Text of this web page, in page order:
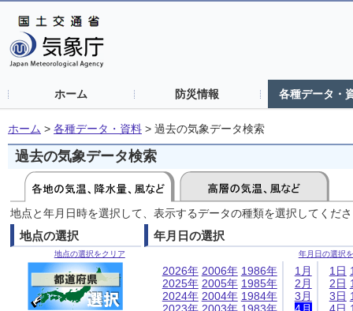
ホーム 防災情報 各種データ・
ホーム > 各種データ・資料 > 過去の気象データ検索
過去の気象データ検索
地点と年月日時を選択して、表示するデータの種類を選択してくだ
地点の選択
地点の選択をクリア
年月日の選択
年月日の選択
2026年
2025年
2024年
2006年
2005年
2004年
1986年
1985年
1984年
1月
2月
3月
1日
2日
3日